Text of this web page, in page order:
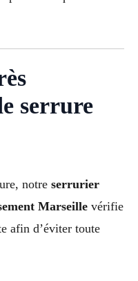
serrure
notre serrurier
Marseille vérifie
afin d’éviter toute